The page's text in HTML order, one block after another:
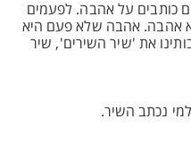
כותבים על אהבה. לפעמים
אהבה. אהבה שלא פעם היא
את 'שיר השירים', שיר
נכתב השיר.